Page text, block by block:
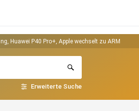
Huawei P40 Pro+, Apple wechselt zu ARM
Erweiterte Suche